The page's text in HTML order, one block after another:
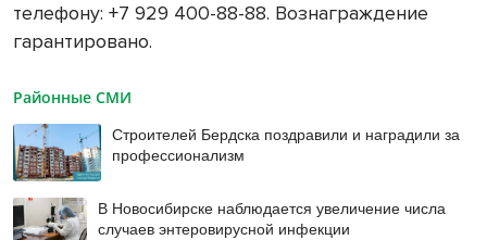
телефону: +7 929 400-88-88. Вознаграждение
гарантировано.
Районные СМИ
Строителей Бердска поздравили и наградили за
профессионализм
В Новосибирске наблюдается увеличение числа
случаев энтеровирусной инфекции